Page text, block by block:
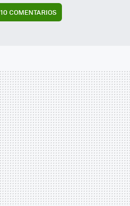
10 COMENTARIOS